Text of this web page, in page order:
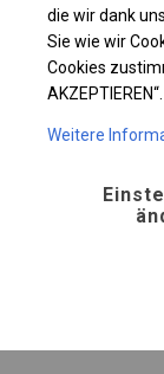
die wir dank
Sie wie wir
Cookies
AKZEPTIEREN“.
Weitere